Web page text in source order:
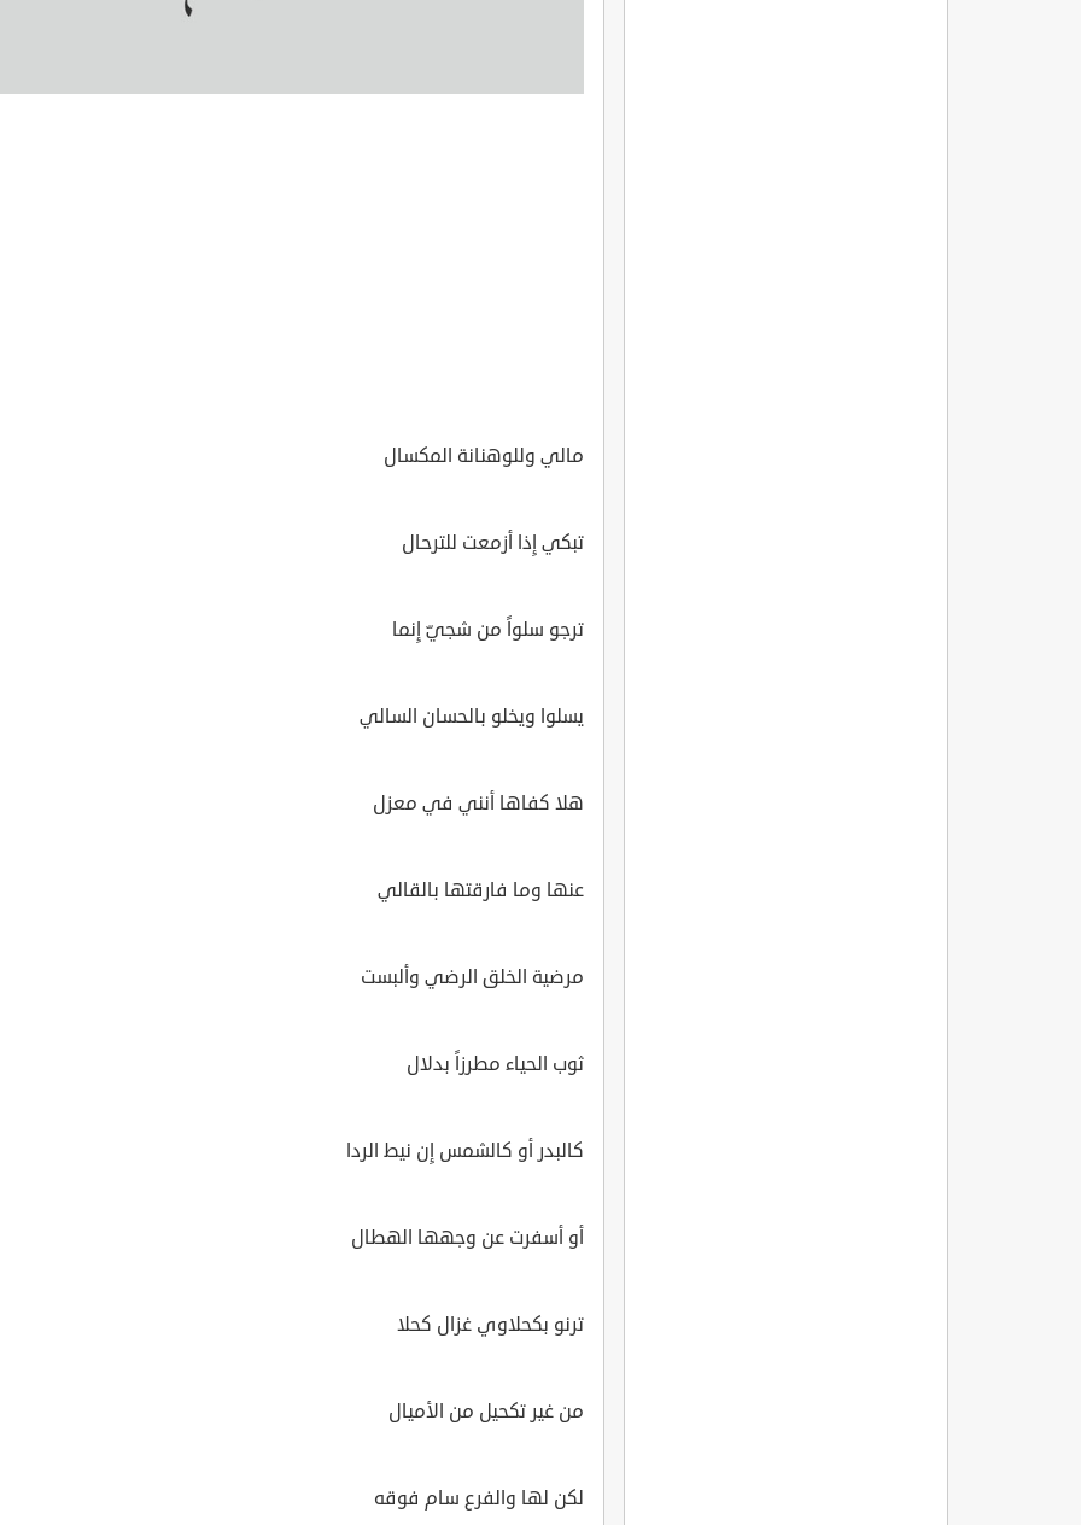
مالي وللوهنانة المكسال
تبكي إِذا أزمعت للترحال
ترجو سلواً من شجيّ إِنما
يسلوا ويخلو بالحسان السالي
هلا كفاها أنني في معزل
عنها وما فارقتها بالقالي
مرضية الخلق الرضي وألبست
ثوب الحياء مطرزاً بدلال
كالبدر أو كالشمس إِن نيط الردا
أو أسفرت عن وجهها الهطال
ترنو بكحلاوي غزال كحلا
من غير تكحيل من الأميال
لكن لها والفرع سام فوقه